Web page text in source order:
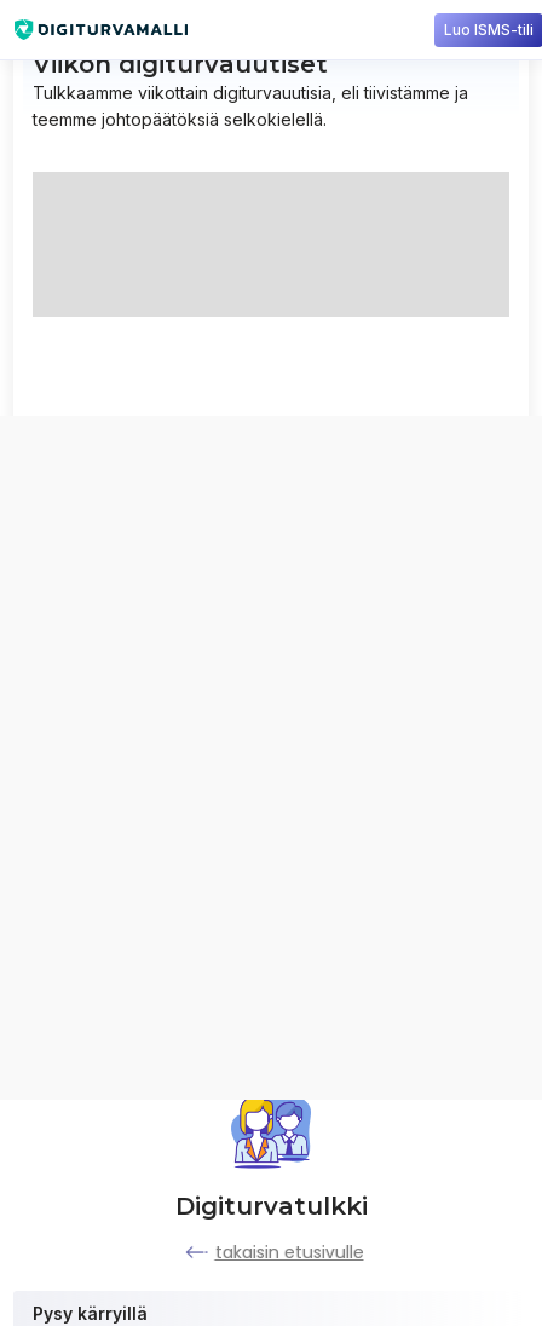
Digiturvatulkki
takaisin etusivulle
Pysy kärryillä
Viikon digiturvauutiset
Tulkkaamme viikottain digiturvauutisia, eli tiivistämme ja
teemme johtopäätöksiä selkokielellä.
Luo ISMS-tili